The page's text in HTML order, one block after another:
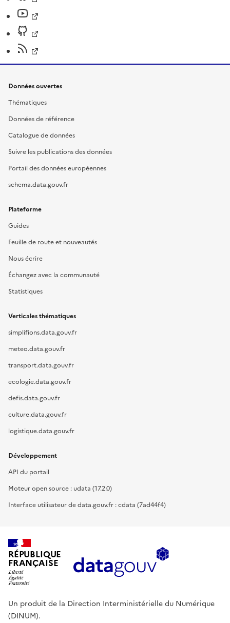
Données ouvertes
Thématiques
Données de référence
Catalogue de données
Suivre les publications des données
Portail des données européennes
schema.data.gouv.fr
Plateforme
Guides
Feuille de route et nouveautés
Nous écrire
Échangez avec la communauté
Statistiques
Verticales thématiques
simplifions.data.gouv.fr
meteo.data.gouv.fr
transport.data.gouv.fr
ecologie.data.gouv.fr
defis.data.gouv.fr
culture.data.gouv.fr
logistique.data.gouv.fr
Développement
API du portail
Moteur open source : udata (17.2.0)
Interface utilisateur de data.gouv.fr : cdata (7ad44f4)
RÉPUBLIQUE
FRANÇAISE
Un produit de la Direction Interministérielle du Numérique
(DINUM).